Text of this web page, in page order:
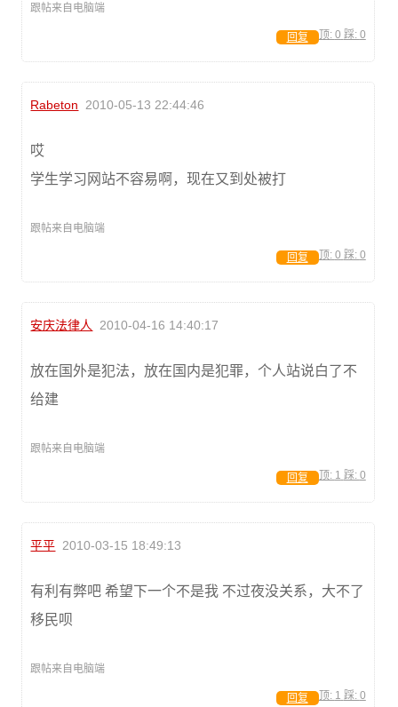
跟帖来自电脑端
顶: 0 踩: 0
回复
Rabeton 2010-05-13 22:44:46
哎
学生学习网站不容易啊，现在又到处被打
跟帖来自电脑端
顶: 0 踩: 0
回复
安庆法律人 2010-04-16 14:40:17
放在国外是犯法，放在国内是犯罪，个人站说白了不
给建
跟帖来自电脑端
顶: 1 踩: 0
回复
平平 2010-03-15 18:49:13
有利有弊吧 希望下一个不是我 不过夜没关系，大不了
移民呗
跟帖来自电脑端
顶: 1 踩: 0
回复